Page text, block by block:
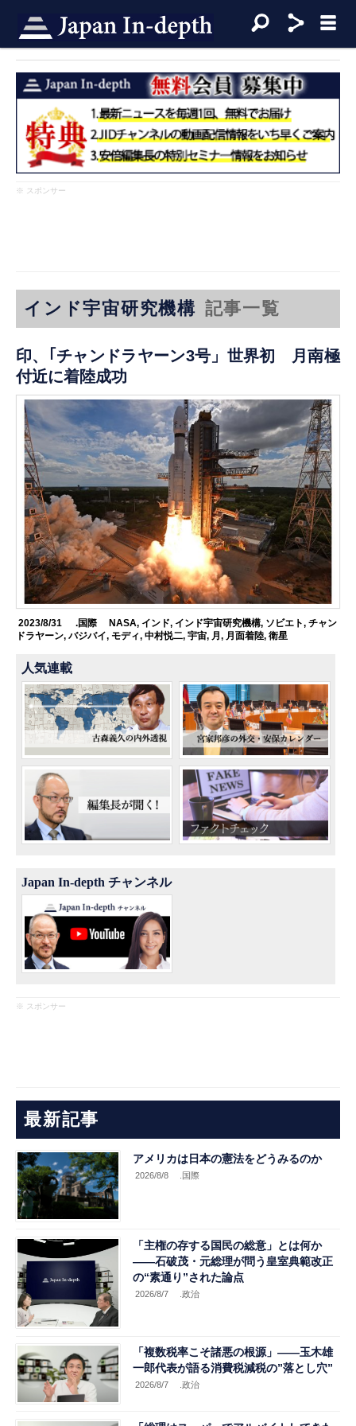
※ スポンサー
インド宇宙研究機構 記事一覧
印、｢チャンドラヤーン3号」世界初 月南極
付近に着陸成功
2023/8/31 .国際 NASA, インド, インド宇宙研究機構, ソビエト, チャン
ドラヤーン,バジバイ, モディ,中村悦二,宇宙, 月, 月面着陸,衛星
人気連載
Japan In-depth チャンネル
※ スポンサー
最新記事
アメリカは日本の憲法をどうみるのか
2026/8/8 .国際
「主権の存する国民の総意」とは何か
――石破茂・元総理が問う皇室典範改正
の“素通り”された論点
2026/8/7 .政治
「複数税率こそ諸悪の根源」――玉木雄
一郎代表が語る消費税減税の”落とし穴”
2026/8/7 .政治